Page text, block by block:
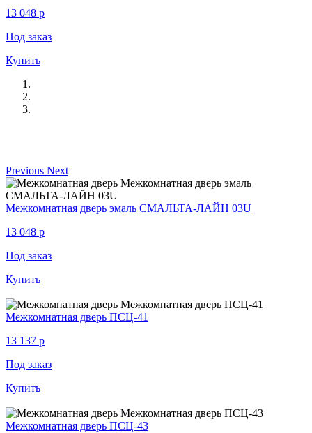
13 048 p
Под заказ
Купить
Previous Next
Межкомнатная дверь эмаль СМАЛЬТА-ЛАЙН 03U
13 048 p
Под заказ
Купить
Межкомнатная дверь ПСЦ-41
13 137 p
Под заказ
Купить
Межкомнатная дверь ПСЦ-43